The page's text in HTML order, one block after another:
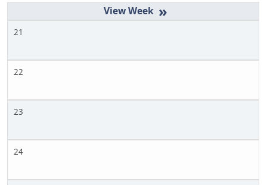
»
21
22
23
24